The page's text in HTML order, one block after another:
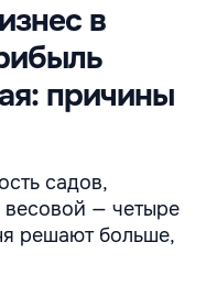
в
причины
садов,
весовой — четыре
решают больше,